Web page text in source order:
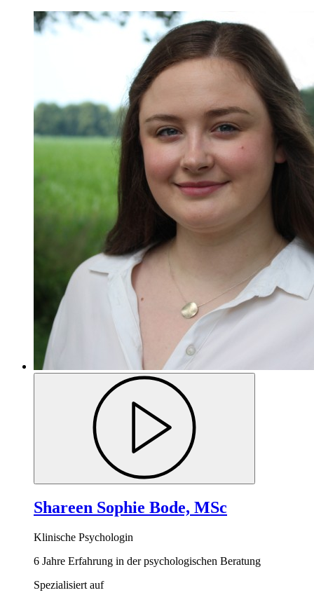
Shareen Sophie Bode, MSc
Klinische Psychologin
6 Jahre Erfahrung in der psychologischen Beratung
Spezialisiert auf